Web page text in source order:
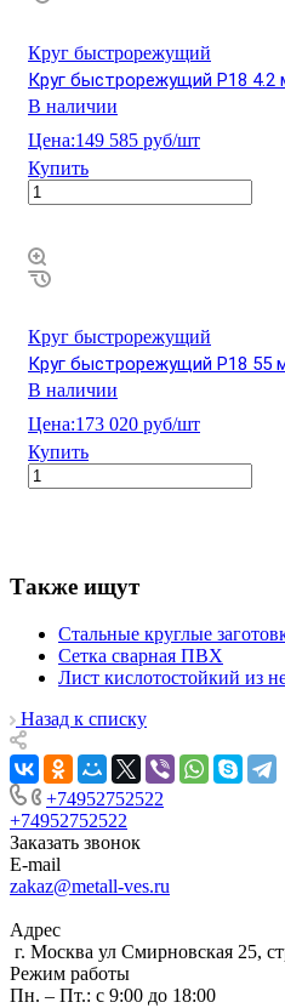
Круг быстрорежущий
Круг быстрорежущий Р18 4.2
В наличии
Цена:149 585 руб/шт
Купить
Круг быстрорежущий
Круг быстрорежущий Р18 55
В наличии
Цена:173 020 руб/шт
Купить
Также ищут
Стальные круглые
Сетка сварная ПВХ
Лист кислотостойкий из
Назад к списку
+74952752522
+74952752522
Заказать звонок
E-mail
zakaz@metall-ves.ru
Адрес
г. Москва ул Смирновская 25,
Режим работы
Пн. – Пт.: с 9:00 до 18:00